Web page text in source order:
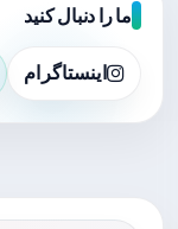
ما را دنبال کنید
اینستاگرام